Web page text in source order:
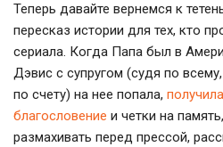
Теперь давайте вернемся к
пересказ истории для тех, кто
сериала. Когда Папа был в
Дэвис с супругом (судя по
по счету) на нее попала,
благословение и четки на
размахивать перед прессой,